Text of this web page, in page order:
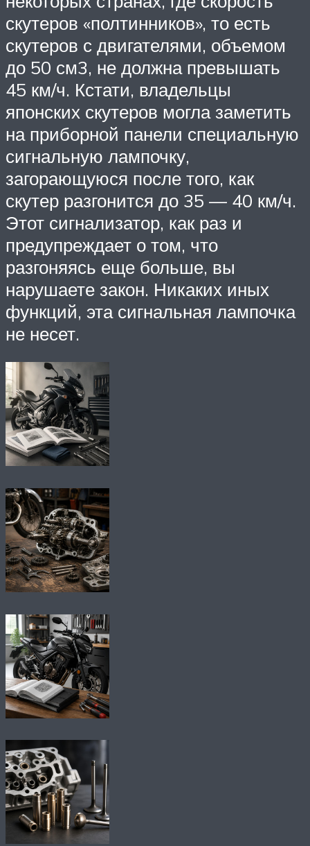
скутеров «полтинников», то есть
скутеров с двигателями, объемом
до 50 см3, не должна превышать
45 км/ч. Кстати, владельцы
японских скутеров могла заметить
на приборной панели специальную
сигнальную лампочку,
загорающуюся после того, как
скутер разгонится до 35 — 40 км/ч.
Этот сигнализатор, как раз и
предупреждает о том, что
разгоняясь еще больше, вы
нарушаете закон. Никаких иных
функций, эта сигнальная лампочка
не несет.